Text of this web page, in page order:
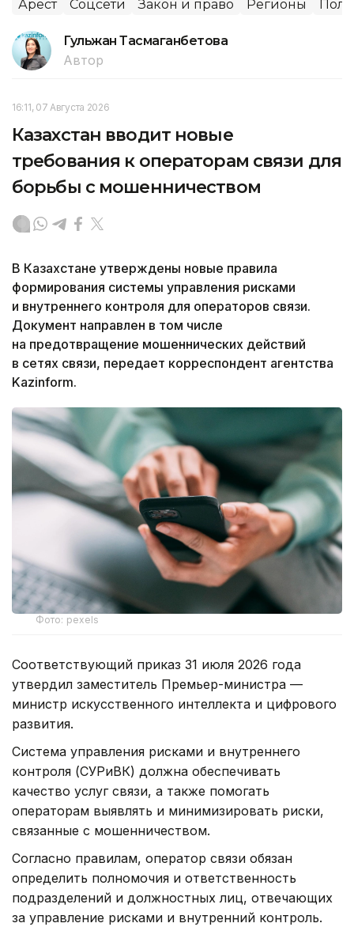
Арест Соцсети Закон и право Регионы
Гульжан Тасмаганбетова
Автор
16:11, 07 Августа 2026
Казахстан вводит новые
требования к операторам связи для
борьбы с мошенничеством
В Казахстане утверждены новые правила
формирования системы управления рисками
и внутреннего контроля для операторов связи.
Документ направлен в том числе
на предотвращение мошеннических действий
в сетях связи, передает корреспондент агентства
Kazinform.
Фото: pexels
Соответствующий приказ 31 июля 2026 года
утвердил заместитель Премьер-министра —
министр искусственного интеллекта и цифрового
развития.
Система управления рисками и внутреннего
контроля (СУРиВК) должна обеспечивать
качество услуг связи, а также помогать
операторам выявлять и минимизировать риски,
связанные с мошенничеством.
Согласно правилам, оператор связи обязан
определить полномочия и ответственность
подразделений и должностных лиц, отвечающих
за управление рисками и внутренний контроль.